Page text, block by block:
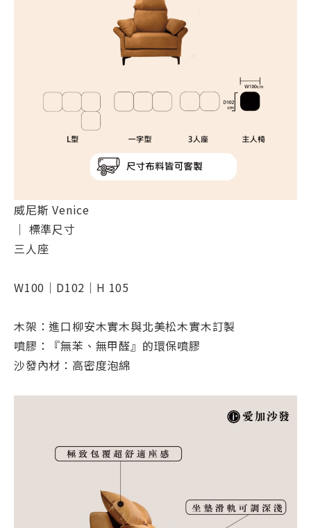
威尼斯 Venice
｜ 標準尺寸
三人座
W100｜D102｜H 105
木架：進口柳安木實木與北美松木實木訂製
噴膠：『無苯、無甲醛』的環保噴膠
沙發內材：高密度泡綿